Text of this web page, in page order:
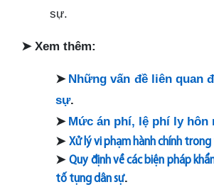
sự.
➤ Xem thêm:
➤ Những vấn đề liên quan
sự.
➤ Mức án phí, lệ phí ly hôn
➤ Xử lý vi phạm hành chính trong
➤ Quy định về các biện pháp
tố tụng dân sự.